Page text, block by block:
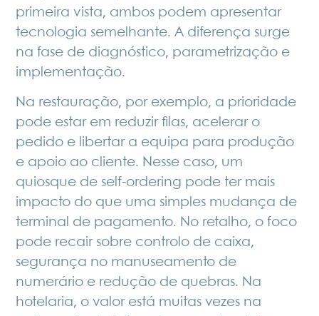
primeira vista, ambos podem apresentar
tecnologia semelhante. A diferença surge
na fase de diagnóstico, parametrização e
implementação.
Na restauração, por exemplo, a prioridade
pode estar em reduzir filas, acelerar o
pedido e libertar a equipa para produção
e apoio ao cliente. Nesse caso, um
quiosque de self-ordering pode ter mais
impacto do que uma simples mudança de
terminal de pagamento. No retalho, o foco
pode recair sobre controlo de caixa,
segurança no manuseamento de
numerário e redução de quebras. Na
hotelaria, o valor está muitas vezes na